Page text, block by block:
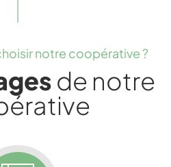
notre coopérative ?
de notre